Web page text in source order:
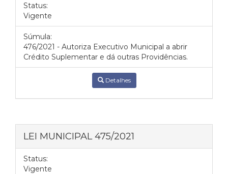
Status:
Vigente
Súmula:
476/2021 - Autoriza Executivo Municipal a abrir
Crédito Suplementar e dá outras Providências.
Detalhes
LEI MUNICIPAL 475/2021
Status:
Vigente